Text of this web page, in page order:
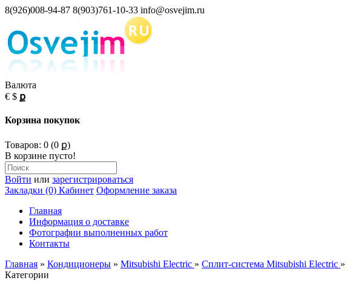
8(926)008-94-87 8(903)761-10-33 info@osvejim.ru
Валюта
€ $ ք
Корзина покупок
Товаров: 0 (0 ք)
В корзине пусто!
Войти или зарегистрироваться
Закладки (0) Кабинет Оформление заказа
Главная
Информация о доставке
Фотографии выполненных работ
Контакты
Главная » Кондиционеры » Mitsubishi Electric » Сплит-система Mitsubishi Electric »
Категории